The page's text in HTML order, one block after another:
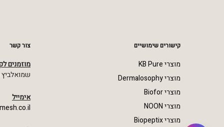
קישורים שימושיים
מוצרי KB Pure
מוצרי Dermalosophy
מוצרי Biofor
מוצרי NOON
מוצרי Biopeptix
צור קשר
מוזמנים
שמואלביץ מרדכי
אימייל